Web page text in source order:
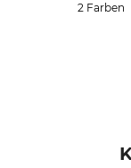
2 Farben